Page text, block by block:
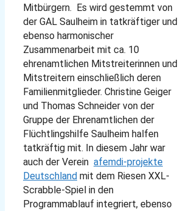
Mitbürgern. Es wird gestemmt von
der GAL Saulheim in tatkräftiger und
ebenso harmonischer
Zusammenarbeit mit ca. 10
ehrenamtlichen Mitstreiterinnen und
Mitstreitern einschließlich deren
Familienmitglieder. Christine Geiger
und Thomas Schneider von der
Gruppe der Ehrenamtlichen der
Flüchtlingshilfe Saulheim halfen
tatkräftig mit. In diesem Jahr war
auch der Verein afemdi-projekte
Deutschland mit dem Riesen XXL-
Scrabble-Spiel in den
Programmablauf integriert, ebenso